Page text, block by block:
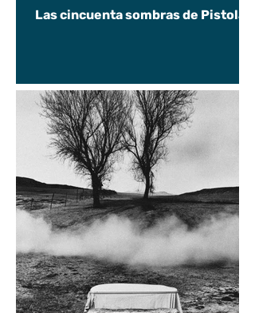
Las cincuenta sombras de Pistolas